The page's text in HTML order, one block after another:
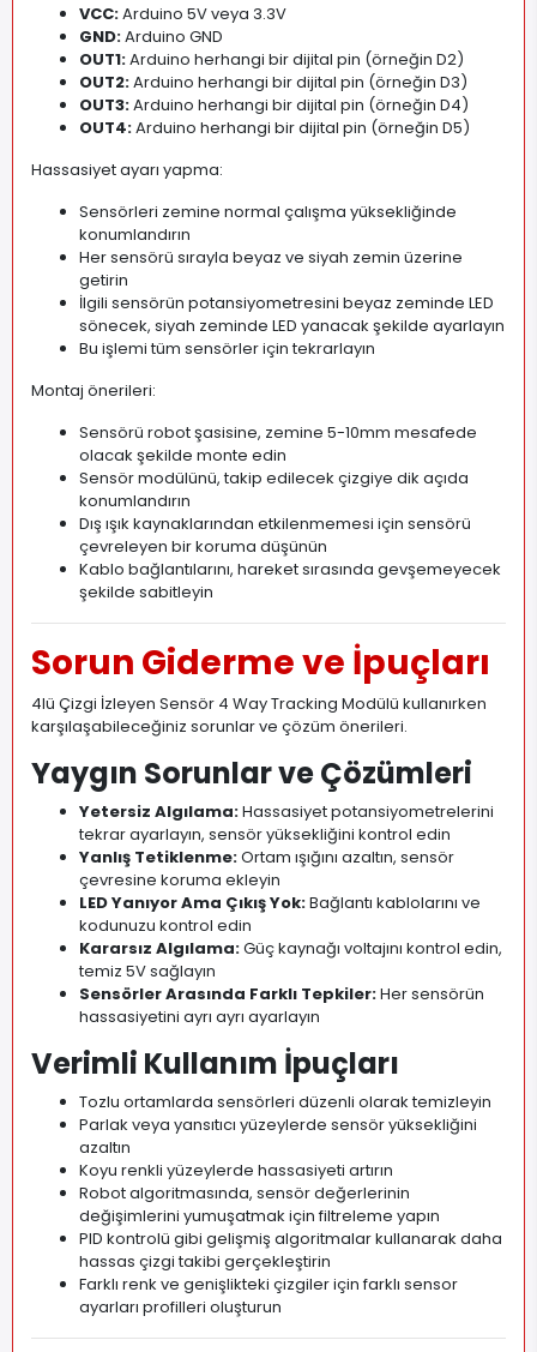
VCC:Arduino 5V veya 3.3V
GND:Arduino GND
OUT1:Arduino herhangi bir dijital pin (örneğin D2)
OUT2:Arduino herhangi bir dijital pin (örneğin D3)
OUT3:Arduino herhangi bir dijital pin (örneğin D4)
OUT4:Arduino herhangi bir dijital pin (örneğin D5)
Hassasiyet ayarı yapma:
Sensörleri zemine normal çalışma yüksekliğinde
konumlandırın
Her sensörü sırayla beyaz ve siyah zemin üzerine
getirin
İlgili sensörün potansiyometresini beyaz zeminde LED
sönecek, siyah zeminde LED yanacak şekilde ayarlayın
Bu işlemi tüm sensörler için tekrarlayın
Montaj önerileri:
Sensörü robot şasisine, zemine 5-10mm mesafede
olacak şekilde monte edin
Sensör modülünü, takip edilecek çizgiye dik açıda
konumlandırın
Dış ışık kaynaklarından etkilenmemesi için sensörü
çevreleyen bir koruma düşünün
Kablo bağlantılarını, hareket sırasında gevşemeyecek
şekilde sabitleyin
Sorun Giderme ve İpuçları
4lü Çizgi İzleyen Sensör 4 Way Tracking Modülü kullanırken
karşılaşabileceğiniz sorunlar ve çözüm önerileri.
Yaygın Sorunlar ve Çözümleri
Yetersiz Algılama:Hassasiyet potansiyometrelerini
tekrar ayarlayın, sensör yüksekliğini kontrol edin
Yanlış Tetiklenme:Ortam ışığını azaltın, sensör
çevresine koruma ekleyin
LED Yanıyor Ama Çıkış Yok:Bağlantı kablolarını ve
kodunuzu kontrol edin
Kararsız Algılama:Güç kaynağı voltajını kontrol edin,
temiz 5V sağlayın
Sensörler Arasında Farklı Tepkiler:Her sensörün
hassasiyetini ayrı ayrı ayarlayın
Verimli Kullanım İpuçları
Tozlu ortamlarda sensörleri düzenli olarak temizleyin
Parlak veya yansıtıcı yüzeylerde sensör yüksekliğini
azaltın
Koyu renkli yüzeylerde hassasiyeti artırın
Robot algoritmasında, sensör değerlerinin
değişimlerini yumuşatmak için filtreleme yapın
PID kontrolü gibi gelişmiş algoritmalar kullanarak daha
hassas çizgi takibi gerçekleştirin
Farklı renk ve genişlikteki çizgiler için farklı sensor
ayarları profilleri oluşturun